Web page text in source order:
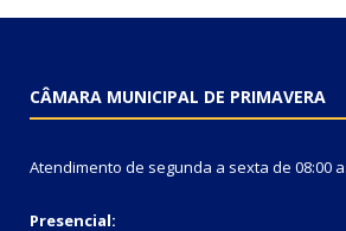
CÂMARA MUNICIPAL DE PRIMAVERA
Atendimento de segunda a sexta de 08:00
Presencial: